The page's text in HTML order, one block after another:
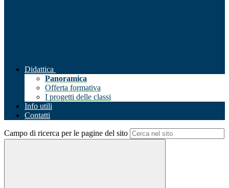
Didattica
Panoramica
Offerta formativa
I progetti delle classi
Info utili
Contatti
Campo di ricerca per le pagine del sito